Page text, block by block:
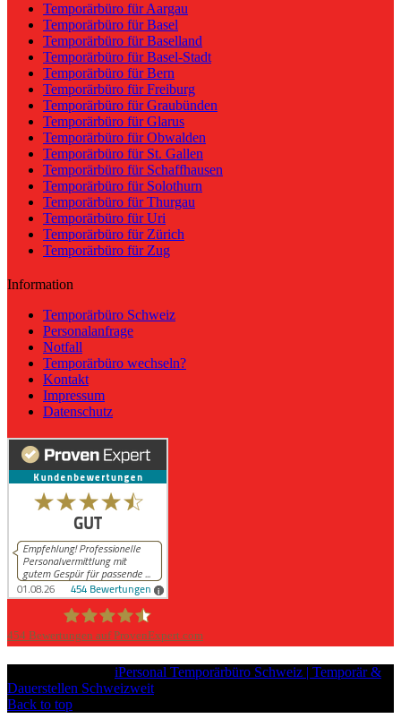
Temporärbüro für Aargau
Temporärbüro für Basel
Temporärbüro für Baselland
Temporärbüro für Basel-Stadt
Temporärbüro für Bern
Temporärbüro für Freiburg
Temporärbüro für Graubünden
Temporärbüro für Glarus
Temporärbüro für Obwalden
Temporärbüro für St. Gallen
Temporärbüro für Schaffhausen
Temporärbüro für Solothurn
Temporärbüro für Thurgau
Temporärbüro für Uri
Temporärbüro für Zürich
Temporärbüro für Zug
Information
Temporärbüro Schweiz
Personalanfrage
Notfall
Temporärbüro wechseln?
Kontakt
Impressum
Datenschutz
iPersonal
454 Bewertungen auf ProvenExpert.com
iPersonal Temporärbüro Schweiz | Temporär &
Dauerstellen Schweizweit
Back to top